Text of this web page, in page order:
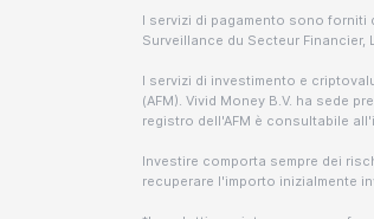
I servizi di pagamento sono forniti
Surveillance du Secteur
I servizi di investimento e
(AFM). Vivid Money B.V. ha sede
registro dell'AFM è consultabile
Investire comporta sempre dei
recuperare l'importo inizialmente